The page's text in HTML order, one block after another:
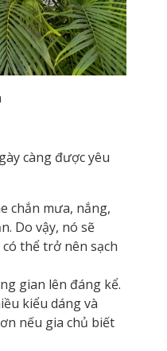
càng được yêu
chắn mưa, nắng,
Do vậy, nó sẽ
thể trở nên sạch
gian lên đáng kể.
kiểu dáng và
nếu gia chủ biết